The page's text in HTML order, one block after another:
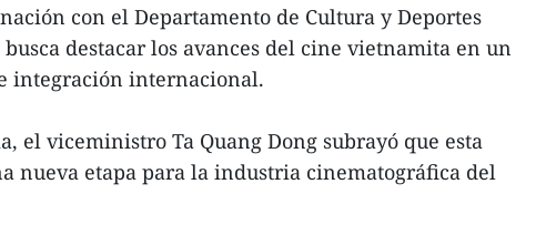
con el Departamento de Cultura y Deportes
destacar los avances del cine vietnamita en un
integración internacional.
el viceministro Ta Quang Dong subrayó que esta
nueva etapa para la industria cinematográfica del